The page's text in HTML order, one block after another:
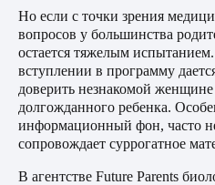
Но если с точки зрения
вопросов у большинства
остается тяжелым
вступлении в программу
доверить незнакомой
долгожданного ребенка.
информационный фон, часто
сопровождает суррогатное
В агентстве Future Parents